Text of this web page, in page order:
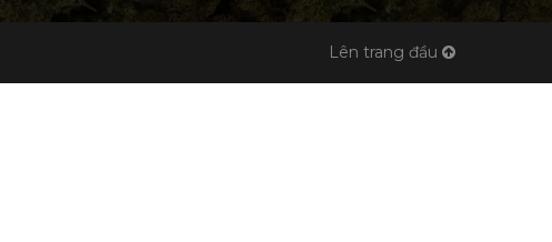
Lên trang đầu